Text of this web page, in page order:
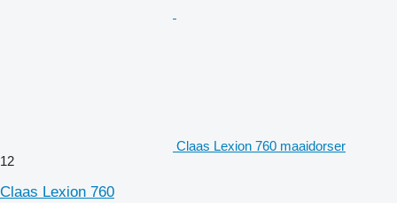
Claas Lexion 760 maaidorser
12
Claas Lexion 760